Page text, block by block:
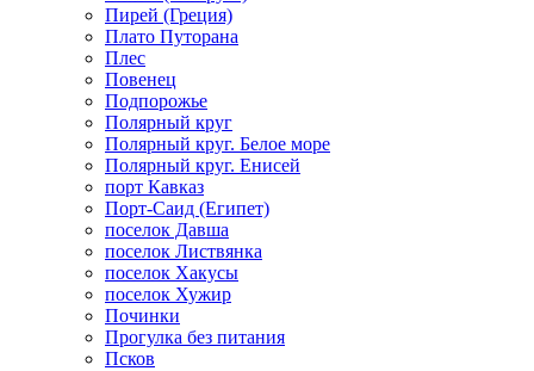
Пирей (Греция)
Плато Путорана
Плес
Повенец
Подпорожье
Полярный круг
Полярный круг. Белое море
Полярный круг. Енисей
порт Кавказ
Порт-Саид (Египет)
поселок Давша
поселок Листвянка
поселок Хакусы
поселок Хужир
Починки
Прогулка без питания
Псков